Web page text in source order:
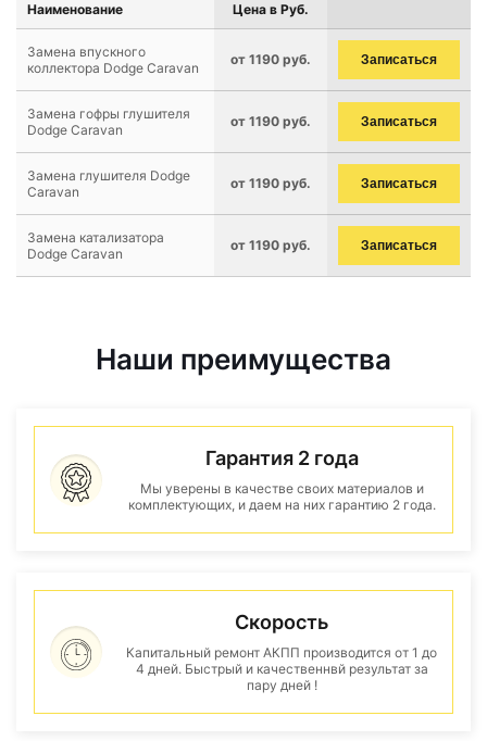
Наименование Цена в Руб.
Замена впускного
коллектора Dodge Caravan
от 1190 руб. Записаться
Замена гофры глушителя
Dodge Caravan
от 1190 руб. Записаться
Замена глушителя Dodge
Caravan
от 1190 руб. Записаться
Замена катализатора
Dodge Caravan
от 1190 руб. Записаться
Наши преимущества
Гарантия 2 года
Мы уверены в качестве своих материалов и
комплектующих, и даем на них гарантию 2 года.
Скорость
Капитальный ремонт АКПП производится от 1 до
4 дней. Быстрый и качественнвй результат за
пару дней !